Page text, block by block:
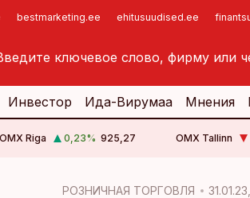
bestmarketing.ee ehitusuudised.ee
Инвестор Ида-Вирумаа Мнения
OMX Riga 0,23% 925,27 OMX Tallinn
РОЗНИЧНАЯ ТОРГОВЛЯ